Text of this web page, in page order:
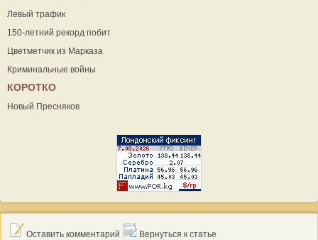
Левый трафик
150-летний рекорд побит
Цветметчик из Марказа
Криминальные войны
КОРОТКО
Новый Пресняков
Оставить комментарий Вернуться к статье